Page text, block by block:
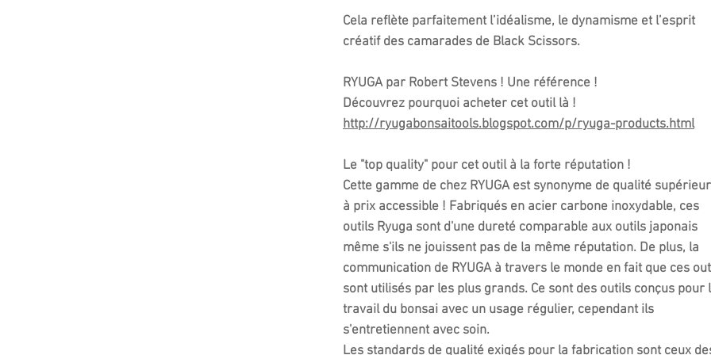
Cela reflète parfaitement l’idéalisme, le dynamisme et l’esprit
créatif des camarades de Black Scissors.
RYUGApar Robert Stevens ! Une référence !
Découvrez pourquoi acheter cet outil là !
http://ryugabonsaitools.blogspot.com/p/ryuga-products.html
Le "top quality" pour cet outil à la forte réputation !
Cette gamme de chez RYUGA est synonyme de qualité
à prix accessible ! Fabriqués en acier carbone inoxydable, ces
outils Ryuga sont d'une dureté comparable aux outils japonais
même s'ils ne jouissent pas de la même réputation. De plus, la
communication de RYUGA à travers le monde en fait que ces
sont utilisés par les plus grands. Ce sont des outils conçus pour
travail du bonsai avec un usage régulier, cependant ils
s'entretiennent avec soin.
Les standards de qualité exigés pour la fabrication sont ceux